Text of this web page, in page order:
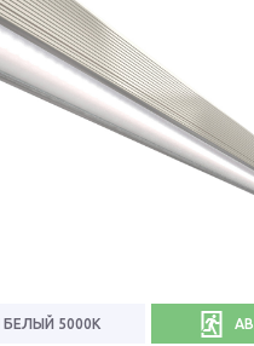
5000К